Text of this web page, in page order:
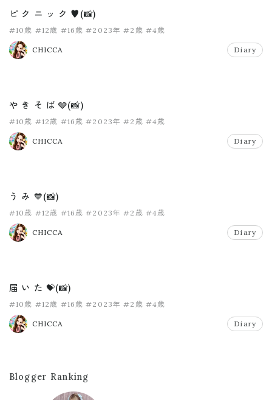
ピ ク ニ ッ ク ♥️(📸)
#10歳 #12歳 #16歳 #2023年 #2歳 #4歳
CHICCA Diary
や き そ ば 🩶(📸)
#10歳 #12歳 #16歳 #2023年 #2歳 #4歳
CHICCA Diary
う み 💙(📸)
#10歳 #12歳 #16歳 #2023年 #2歳 #4歳
CHICCA Diary
届 い た 💝(📸)
#10歳 #12歳 #16歳 #2023年 #2歳 #4歳
CHICCA Diary
Blogger Ranking